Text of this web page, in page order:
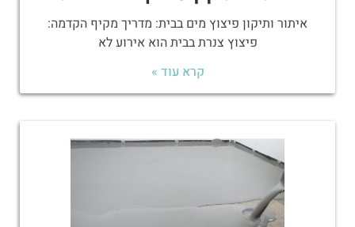
איתור ותיקון פיצוץ מים בבית: מדריך מקיף הקדמה:
פיצוץ צנרת בבית הוא אירוע לא
קרא עוד »